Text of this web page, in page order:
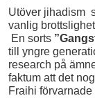
Utöver jihadism
vanlig
En sorts
till yngre
research på
faktum att det
Fraihi